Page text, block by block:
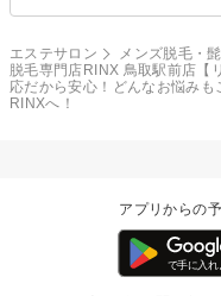
エステサロン メンズ脱毛・
脱毛専門店RINX 鳥取駅前店【
応だから安心！どんなお悩み
RINXへ！
アプリからの